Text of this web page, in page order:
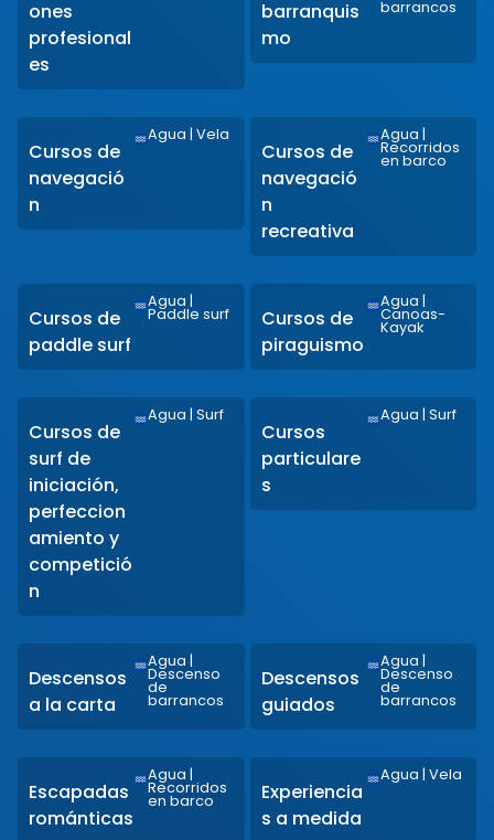
ones
profesional
es
barranquis
mo
barrancos
Cursos de
navegació
n
Agua |Vela
Cursos de
navegació
n
recreativa
Agua |
Recorridos
en barco
Cursos de
paddle surf
Agua |
Paddle surf
Cursos de
piraguismo
Agua |
Canoas-
Kayak
Cursos de
surf de
iniciación,
perfeccion
amiento y
competició
n
Agua |Surf
Cursos
particulare
s
Agua | Surf
Descensos
a la carta
Agua |
Descenso
de
barrancos
Descensos
guiados
Agua |
Descenso
de
barrancos
Escapadas
románticas
Agua |
Recorridos
en barco
Experiencia
s a medida
Agua | Vela